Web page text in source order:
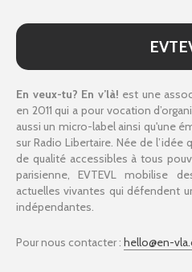
En veux-tu? En v’là! est une
en 2011 qui a pour vocation
aussi un micro-label ainsi qu'une
sur Radio Libertaire. Née de
de qualité accessibles à tous
parisienne, EVTEVL mobilise
actuelles vivantes qui défendent
indépendantes.
Pour nous contacter : hello@en-